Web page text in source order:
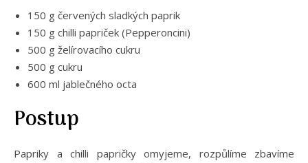
150 g červených sladkých paprik
150 g chilli papriček (Pepperoncini)
500 g želírovacího cukru
500 g cukru
600 ml jablečného octa
Postup
Papriky a chilli papričky omyjeme, rozpůlíme zbavíme